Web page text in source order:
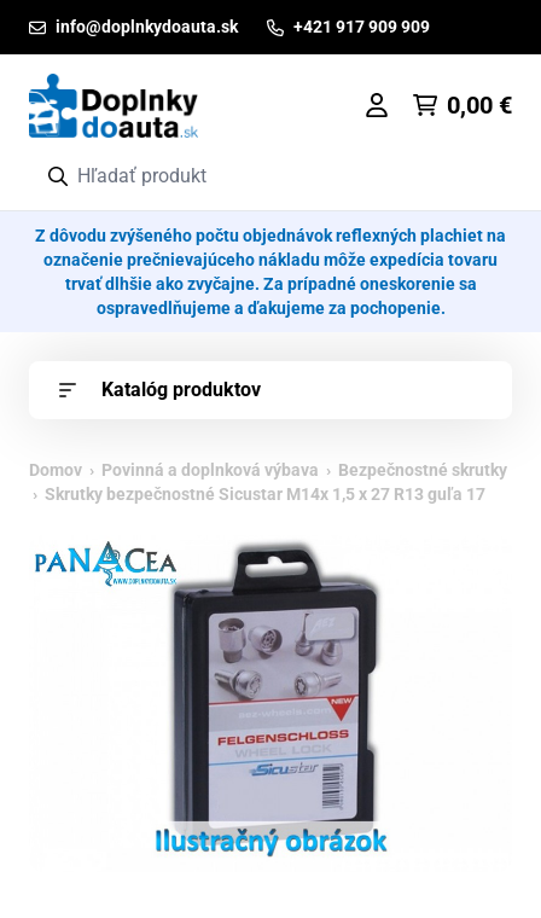
info@doplnkydoauta.sk +421 917 909 909
0,00 €
Z dôvodu zvýšeného počtu objednávok reflexných plachiet na
označenie prečnievajúceho nákladu môže expedícia tovaru
trvať dlhšie ako zvyčajne. Za prípadné oneskorenie sa
ospravedlňujeme a ďakujeme za pochopenie.
Katalóg produktov
Domov › Povinná a doplnková výbava › Bezpečnostné skrutky
› Skrutky bezpečnostné Sicustar M14x 1,5 x 27 R13 guľa 17